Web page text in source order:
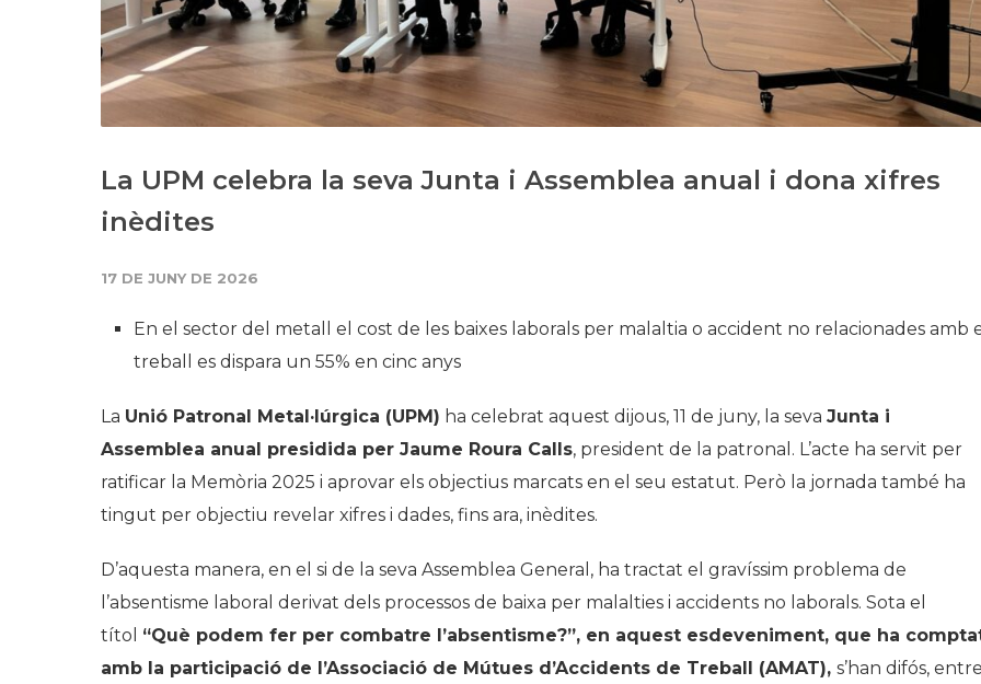
Galeria de Presidents
Biblioteca Arxiu
Seu Social
La UPM celebra la seva Junta i Assemblea anual i dona xifres
inèdites
17 DE JUNY DE 2026
En el sector del metall el cost de les baixes laborals per malaltia o accident no relacionades amb
treball es dispara un 55% en cinc anys
La Unió Patronal Metal·lúrgica (UPM) ha celebrat aquest dijous, 11 de juny, la seva Junta i
Assemblea anual presidida per Jaume Roura Calls, president de la patronal. L’acte ha servit per
ratificar la Memòria 2025 i aprovar els objectius marcats en el seu estatut. Però la jornada també ha
tingut per objectiu revelar xifres i dades, fins ara, inèdites.
D’aquesta manera, en el si de la seva Assemblea General, ha tractat el gravíssim problema de
l’absentisme laboral derivat dels processos de baixa per malalties i accidents no laborals. Sota el
títol “Què podem fer per combatre l’absentisme?”, en aquest esdeveniment, que ha
amb la participació de l’Associació de Mútues d’Accidents de Treball (AMAT), s’han difós, entre